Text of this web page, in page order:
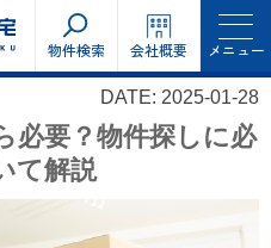
物件検索 会社概要 メニュー
DATE: 2025-01-28
必要？物件探しに必
て解説